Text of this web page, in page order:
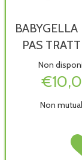
PAS
Non
Non